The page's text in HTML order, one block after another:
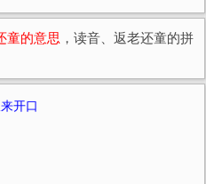
童的意思 ，读音、返老还童的拼
开口